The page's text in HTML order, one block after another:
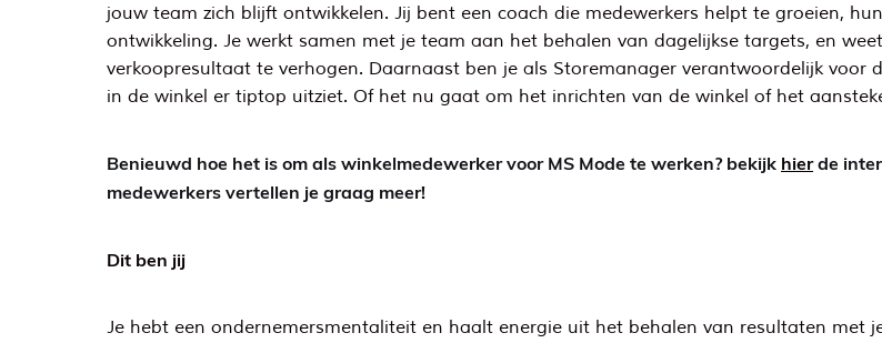
jouw team zich blijft ontwikkelen. Jij bent een coach die medewerkers helpt te groeien,
ontwikkeling. Je werkt samen met je team aan het behalen van dagelijkse targets, en
verkoopresultaat te verhogen. Daarnaast ben je als Storemanager verantwoordelijk
in de winkel er tiptop uitziet. Of het nu gaat om het inrichten van de winkel of het
Benieuwd hoe het is om als winkelmedewerker voor MS Mode te werken? bekijk hier de
medewerkers vertellen je graag meer!
Dit ben jij
Je hebt een ondernemersmentaliteit en haalt energie uit het behalen van resultaten met